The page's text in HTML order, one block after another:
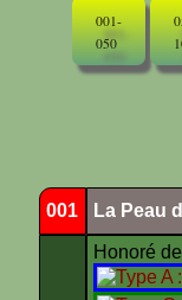
001-
050
001 La Peau
Honoré